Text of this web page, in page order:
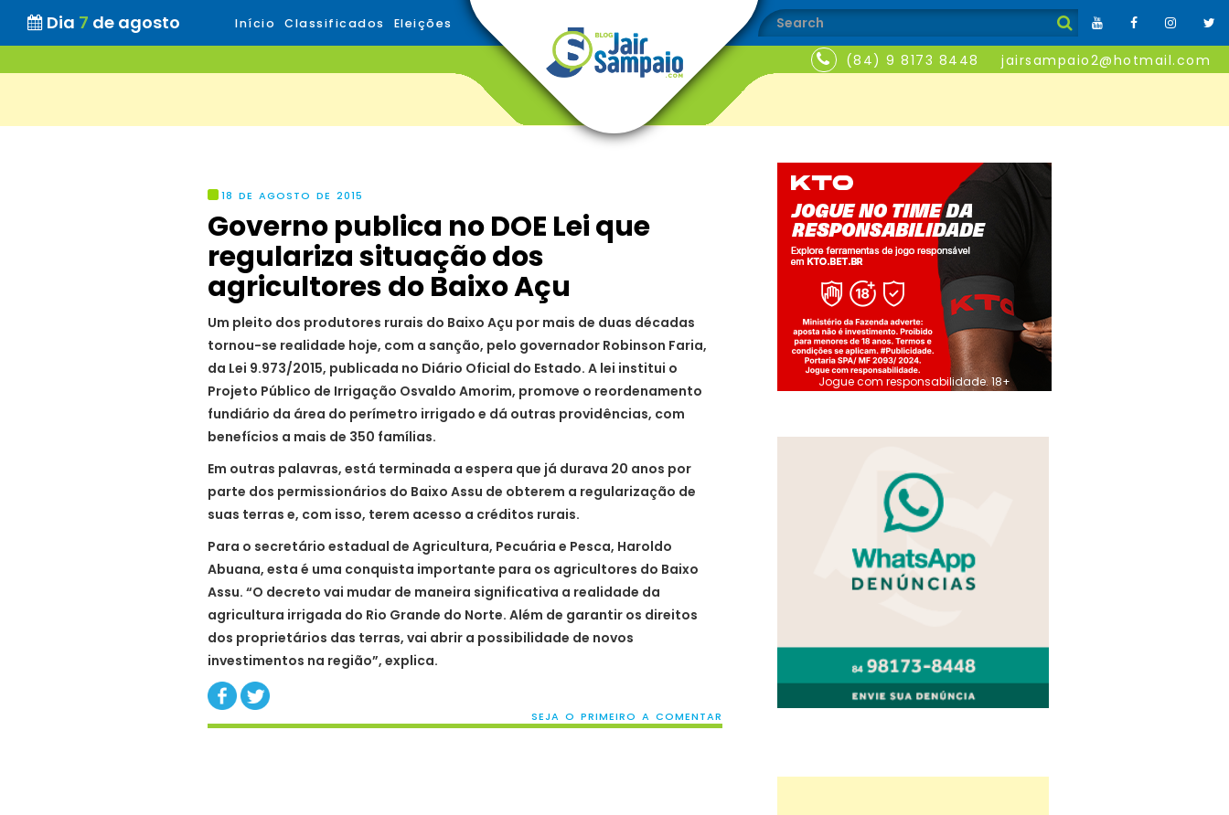
Dia 7 de agosto Início Classificados Eleições
(84) 9 8173 8448 jairsampaio2@hotmail.com
18 DE AGOSTO DE 2015
Governo publica no DOE Lei que
regulariza situação dos
agricultores do Baixo Açu
Um pleito dos produtores rurais do Baixo Açu por mais de duas décadas
tornou-se realidade hoje, com a sanção, pelo governador Robinson Faria,
da Lei 9.973/2015, publicada no Diário Oficial do Estado. A lei institui o
Projeto Público de Irrigação Osvaldo Amorim, promove o reordenamento
fundiário da área do perímetro irrigado e dá outras providências, com
benefícios a mais de 350 famílias.
Em outras palavras, está terminada a espera que já durava 20 anos por
parte dos permissionários do Baixo Assu de obterem a regularização de
suas terras e, com isso, terem acesso a créditos rurais.
Para o secretário estadual de Agricultura, Pecuária e Pesca, Haroldo
Abuana, esta é uma conquista importante para os agricultores do Baixo
Assu. “O decreto vai mudar de maneira significativa a realidade da
agricultura irrigada do Rio Grande do Norte. Além de garantir os direitos
dos proprietários das terras, vai abrir a possibilidade de novos
investimentos na região”, explica.
SEJA O PRIMEIRO A COMENTAR
Jogue com responsabilidade. 18+